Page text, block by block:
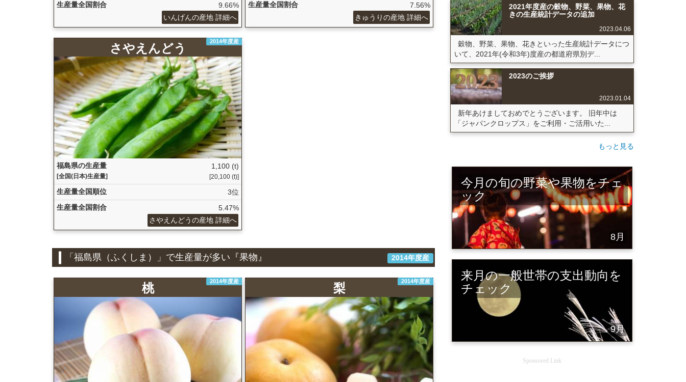
生産量全国割合
9.66%
いんげんの産地 詳細へ
生産量全国割合
7.56%
きゅうりの産地 詳細へ
2014年度産
さやえんどう
福島県の生産量
[全国(日本)生産量]
1,100 (t)
[20,100 (t)]
生産量全国順位
3位
生産量全国割合
5.47%
さやえんどうの産地 詳細へ
2014年度産
「福島県（ふくしま）」で生産量が多い『果物』
2014年度産
桃 2014年度産
梨
2021年度産の穀物、野菜、果物、花
きの生産統計データの追加
2023.04.06
穀物、野菜、果物、花きといった生産統計データにつ
いて、2021年(令和3年)度産の都道府県別デ...
2023のご挨拶
2023.01.04
新年あけましておめでとうございます。 旧年中は
「ジャパンクロップス」をご利用・ご活用いた...
もっと見る
今月の旬の野菜や果物をチェ
ック
8月
来月の一般世帯の支出動向を
チェック
9月
Sponsored Link